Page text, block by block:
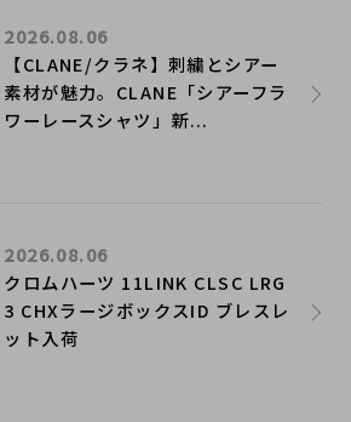
【CLANE/クラネ】刺繍とシアー
素材が魅力。CLANE「シアーフラ
ワーレースシャツ」新...
2026.08.06
クロムハーツ 11LINK CLSC LRG
3 CHXラージボックスID ブレスレ
ット入荷
2026.08.06